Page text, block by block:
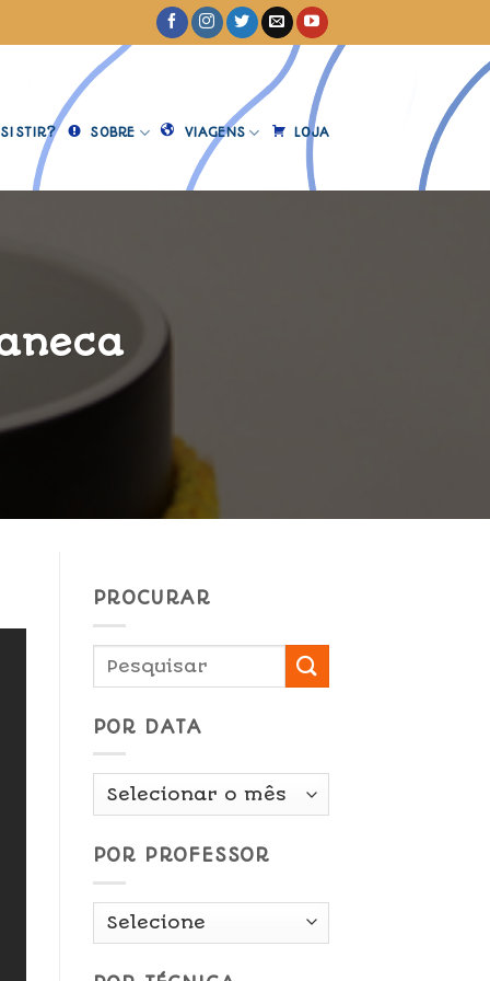
SOBRE VIAGENS LOJA
PROCURAR
POR DATA
Por
POR PROFESSOR